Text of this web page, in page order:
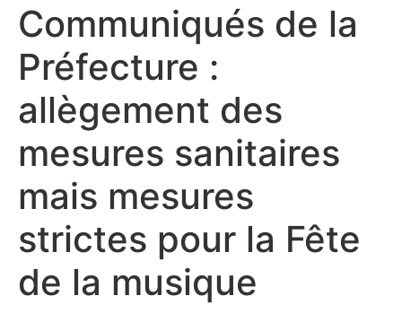
Communiqués de la
Préfecture :
allègement des
mesures sanitaires
mais mesures
strictes pour la Fête
de la musique